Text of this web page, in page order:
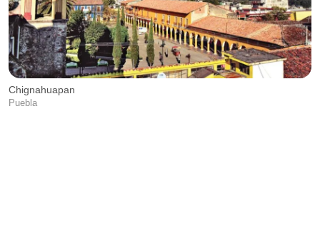
Chignahuapan
Puebla